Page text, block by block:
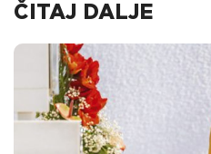
ČITAJ DALJE